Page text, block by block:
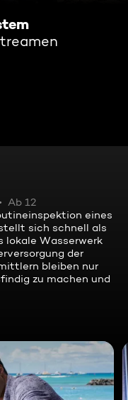
Ab 12
eines
sich schnell als
lokale Wasserwerk
der
bleiben nur
zu machen und